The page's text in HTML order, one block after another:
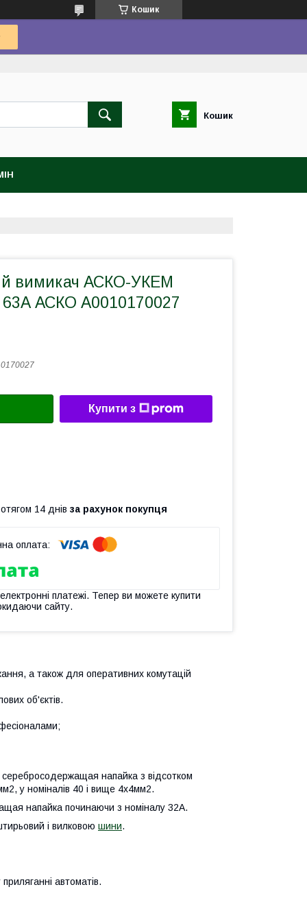
Кошик
Кошик
вимикач АСКО-УКЕМ
АСКО A0010170027
Купити з
14 днів за рахунок покупця
платежі. Тепер ви можете купити
сайту.
а також для оперативних комутацій
об'єктів.
серебросодержащая напайка з відсотком
у номіналів 40 і вище 4х4мм2.
напайка починаючи з номіналу 32А.
і вилковою шини.
автоматів.